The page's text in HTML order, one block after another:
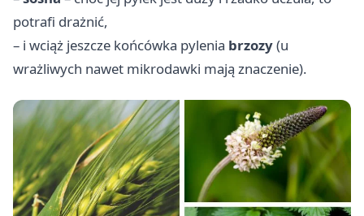
potrafi drażnić,
– i wciąż jeszcze końcówka pylenia brzozy(u
wrażliwych nawet mikrodawki mają znaczenie).